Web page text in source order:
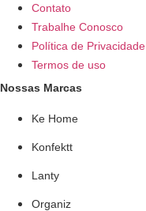
Contato
Trabalhe Conosco
Política de Privacidade
Termos de uso
Nossas Marcas
Ke Home
Konfektt
Lanty
Organiz